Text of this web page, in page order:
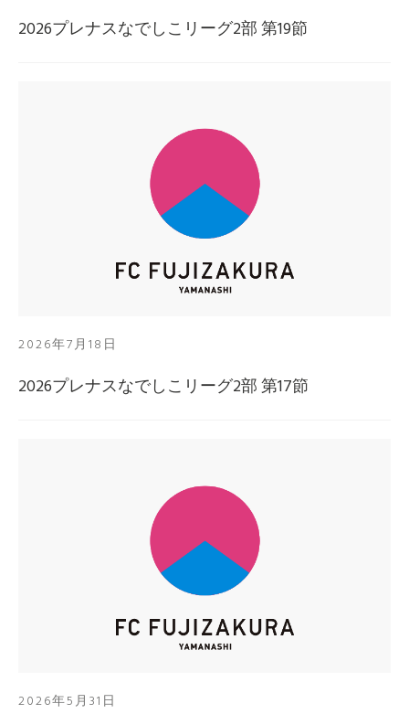
2026プレナスなでしこリーグ2部 第19節
2026年7月18日
2026プレナスなでしこリーグ2部 第17節
2026年5月31日